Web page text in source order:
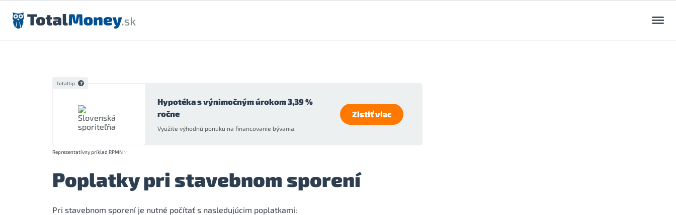
Preskočiť na obsah
Totaltip
Hypotéka s výnimočným úrokom 3,39 %
ročne
Využite výhodnú ponuku na financovanie bývania.
Zistiť viac
Reprezentatívny príklad RPMN
Poplatky pri stavebnom sporení
Pri stavebnom sporení je nutné počítať s nasledujúcim poplatkami: